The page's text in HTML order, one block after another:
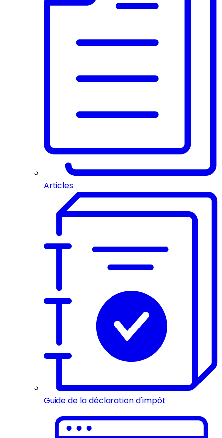
Articles
Guide de la déclaration d'impôt